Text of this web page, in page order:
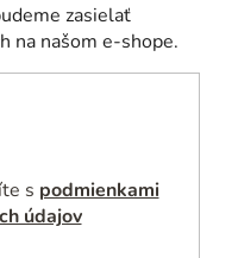
zasielať
na našom e-shope.
s podmienkami
údajov